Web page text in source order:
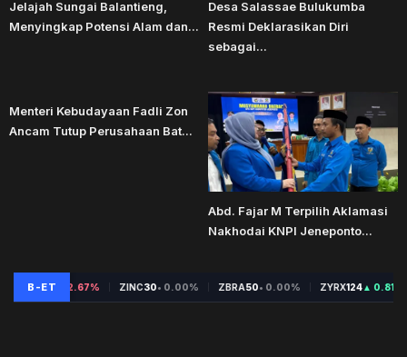
Jelajah Sungai Balantieng,
Menyingkap Potensi Alam dan...
Desa Salassae Bulukumba
Resmi Deklarasikan Diri
sebagai...
Menteri Kebudayaan Fadli Zon
Ancam Tutup Perusahaan Bat...
Abd. Fajar M Terpilih Aklamasi
Nakhodai KNPI Jeneponto...